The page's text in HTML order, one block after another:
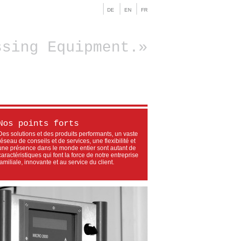
DE EN FR
Equipment.
points forts
solutions et des produits performants, un vaste
de conseils et de services, une flexibilité et
présence dans le monde entier sont autant de
qui font la force de notre entreprise
innovante et au service du client.